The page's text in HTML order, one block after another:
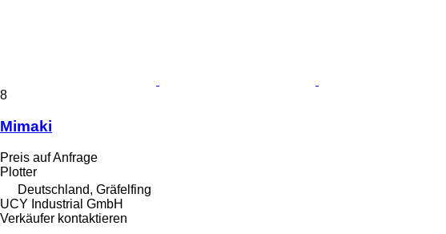
8
Mimaki
Preis auf Anfrage
Plotter
Deutschland, Gräfelfing
UCY Industrial GmbH
Verkäufer kontaktieren